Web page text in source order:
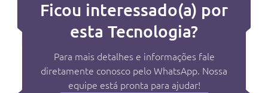
Ficou interessado(a) por
esta Tecnologia?
Para mais detalhes e informações fale
diretamente conosco pelo WhatsApp. Nossa
equipe está pronta para ajudar!